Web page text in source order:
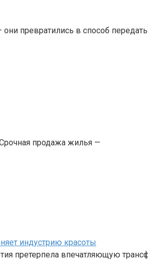
превратились в способ передать
продажа жилья —
индустрию красоты
претерпела впечатляющую